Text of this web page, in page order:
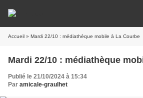
Accueil » Mardi 22/10 : médiathèque mobile à La Courbe
Mardi 22/10 : médiathèque
Publié le 21/10/2024 à 15:34
Par amicale-graulhet